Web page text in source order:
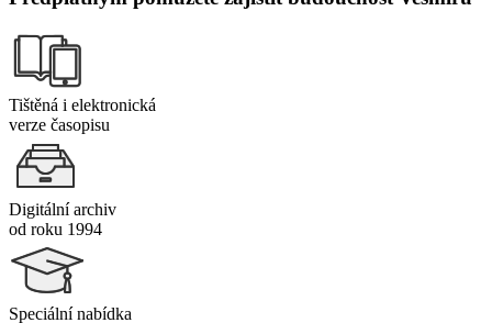
Tištěná i elektronická
verze časopisu
Digitální archiv
od roku 1994
Speciální nabídka